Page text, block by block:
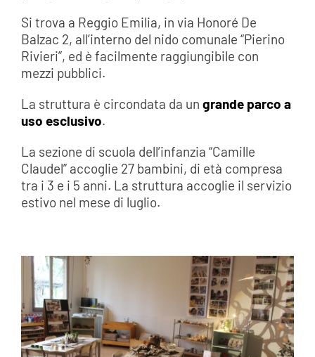
Si trova a Reggio Emilia, in via Honoré De
Balzac 2, all’interno del nido comunale “Pierino
Rivieri”, ed è facilmente raggiungibile con
mezzi pubblici.
La struttura è circondata da un grande parco a
uso esclusivo.
La sezione di scuola dell’infanzia “Camille
Claudel” accoglie 27 bambini, di età compresa
tra i 3 e i 5 anni. La struttura accoglie il servizio
estivo nel mese di luglio.